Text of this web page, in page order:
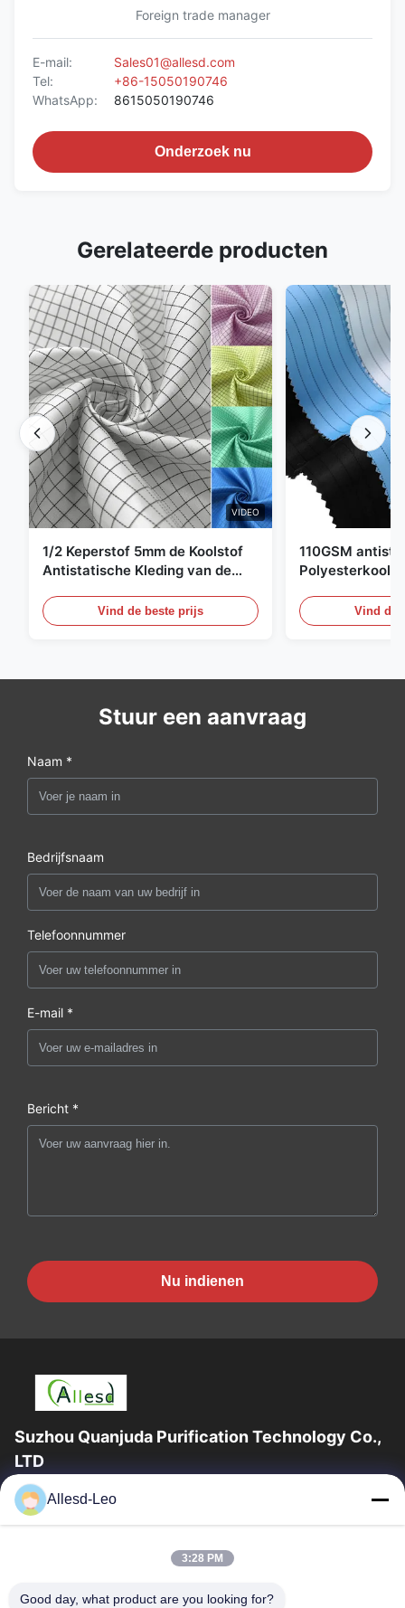
Foreign trade manager
E-mail:
Sales01@allesd.com
Tel:
+86-15050190746
WhatsApp:
8615050190746
Onderzoek nu
Gerelateerde producten
VIDEO
1/2 Keperstof 5mm de Koolstof
Antistatische Kleding van de
Vind de beste prijs
110GSM
Vind de
Stuur een aanvraag
Naam *
Bedrijfsnaam
Telefoonnummer
E-mail *
Bericht *
Nu indienen
Suzhou Quanjuda Purification Technology Co.,
LTD
16years ervaring, als belangrijke fabrikant en exporteur van
ESD & Cleanroom producten, bieden wij een volledige lijn van
Huis Producten
Allesd-Leo
3:28 PM
Good day, what product are you looking for?